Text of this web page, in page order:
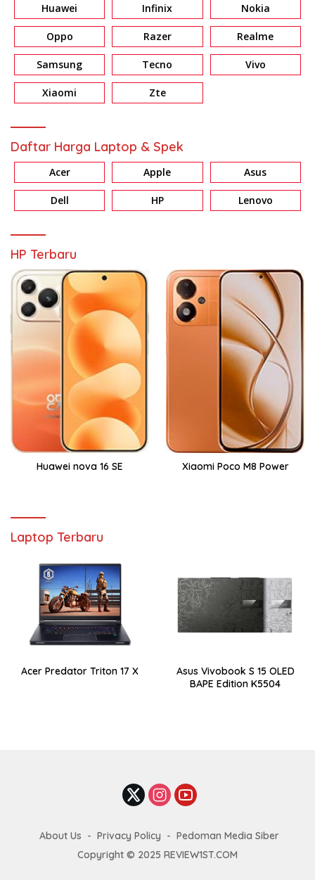
Huawei Infinix Nokia
Oppo Razer Realme
Samsung Tecno Vivo
Xiaomi Zte
Daftar Harga Laptop & Spek
Acer Apple Asus
Dell HP Lenovo
HP Terbaru
Huawei nova 16 SE Xiaomi Poco M8 Power
Laptop Terbaru
Acer Predator Triton 17 X
Asus Vivobook S 15 OLED
BAPE Edition K5504
About Us Privacy Policy
Pedoman Media Siber
Copyright © 2025 REVIEW1ST.COM